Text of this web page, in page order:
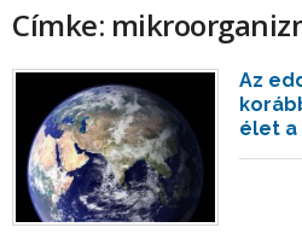
Címke:
Az
élet a